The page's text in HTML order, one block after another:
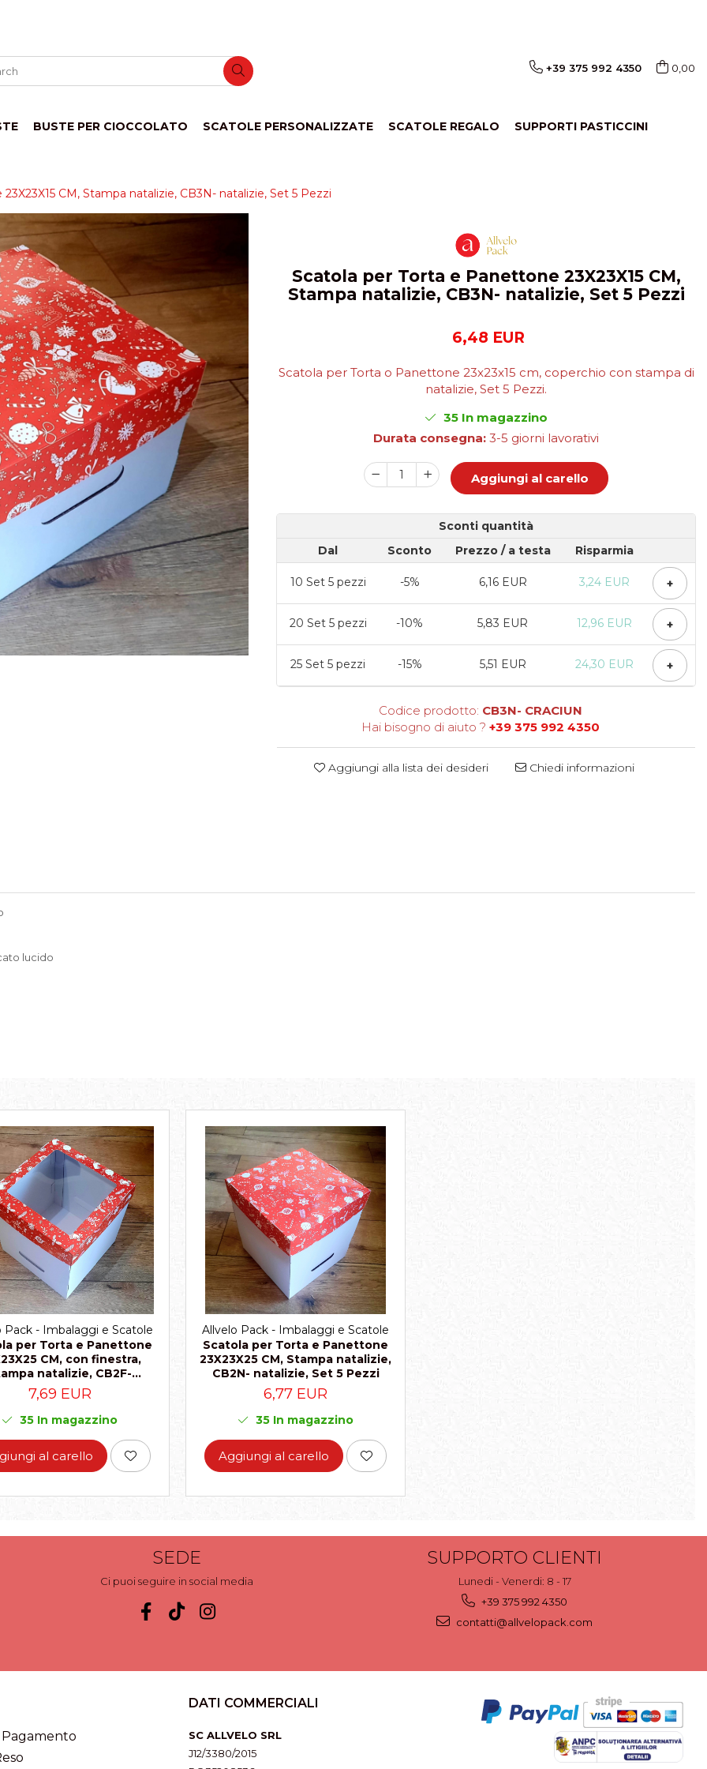
+39 375 992 4350 0,00
BUSTE PER CIOCCOLATO SCATOLE PERSONALIZZATE SCATOLE REGALO SUPPORTI PASTICCINI
CM, Stampa natalizie, CB3N- natalizie, Set 5 Pezzi
Scatola per Torta e Panettone 23X23X15 CM,
Stampa natalizie, CB3N- natalizie, Set 5 Pezzi
6,48 EUR
Scatola per Torta o Panettone 23x23x15 cm, coperchio con stampa di
natalizie, Set 5 Pezzi.
35 In magazzino
Durata consegna: 3-5 giorni lavorativi
Aggiungi al carello
Sconti quantità
Dal
Sconto Prezzo / a testa Risparmia
10 Set 5 pezzi -5% 6,16 EUR 3,24 EUR +
20 Set 5 pezzi -10% 5,83 EUR 12,96 EUR +
25 Set 5 pezzi -15% 5,51 EUR 24,30 EUR +
Codice prodotto: CB3N- CRACIUN
Hai bisogno di aiuto ? +39 375 992 4350
Aggiungi alla lista dei desideri Chiedi informazioni
lucido
Pack - Imbalaggi e Scatole
per Torta e Panettone
CM, con finestra,
natalizie, CB2F-
natalizie, Set 5 Pezzi
7,69 EUR
35 In magazzino
al carello
Allvelo Pack - Imbalaggi e Scatole
Scatola per Torta e Panettone
23X23X25 CM, Stampa natalizie,
CB2N- natalizie, Set 5 Pezzi
6,77 EUR
35 In magazzino
Aggiungi al carello
SEDE
Ci puoi seguire in social media
SUPPORTO CLIENTI
Lunedi - Venerdi: 8 - 17
+39 375 992 4350
contatti@allvelopack.com
DATI COMMERCIALI
SC ALLVELO SRL
J12/3380/2015